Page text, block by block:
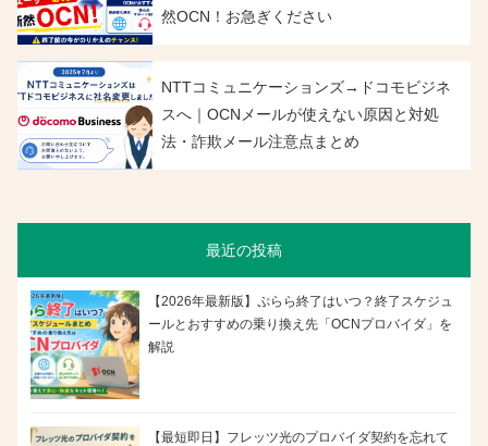
然OCN！お急ぎください
NTTコミュニケーションズ→ドコモビジネ
スへ｜OCNメールが使えない原因と対処
法・詐欺メール注意点まとめ
最近の投稿
【2026年最新版】ぷらら終了はいつ？終了スケジュ
ールとおすすめの乗り換え先「OCNプロバイダ」を
解説
【最短即日】フレッツ光のプロバイダ契約を忘れて